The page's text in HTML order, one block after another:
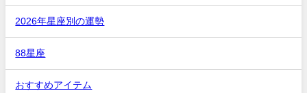
2026年星座別の運勢
88星座
おすすめアイテム